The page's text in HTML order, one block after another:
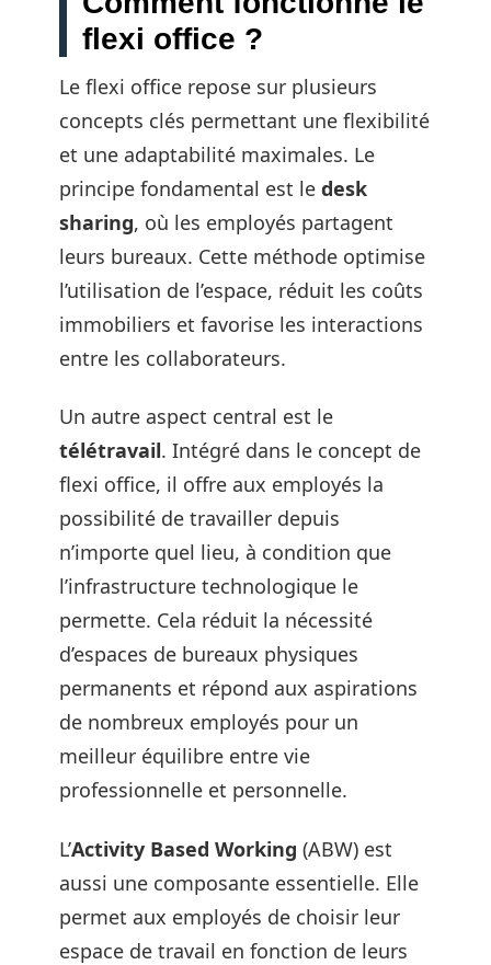
flexi office ?
Le flexi office repose sur plusieurs
concepts clés permettant une flexibilité
et une adaptabilité maximales. Le
principe fondamental est le desk
sharing, où les employés partagent
leurs bureaux. Cette méthode optimise
l’utilisation de l’espace, réduit les coûts
immobiliers et favorise les interactions
entre les collaborateurs.
Un autre aspect central est le
télétravail. Intégré dans le concept de
flexi office, il offre aux employés la
possibilité de travailler depuis
n’importe quel lieu, à condition que
l’infrastructure technologique le
permette. Cela réduit la nécessité
d’espaces de bureaux physiques
permanents et répond aux aspirations
de nombreux employés pour un
meilleur équilibre entre vie
professionnelle et personnelle.
L’Activity Based Working (ABW) est
aussi une composante essentielle. Elle
permet aux employés de choisir leur
espace de travail en fonction de leurs